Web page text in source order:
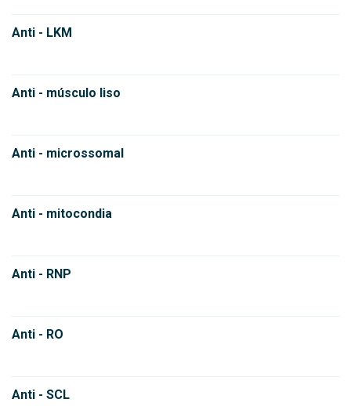
Anti - LKM
Anti - músculo liso
Anti - microssomal
Anti - mitocondia
Anti - RNP
Anti - RO
Anti - SCL